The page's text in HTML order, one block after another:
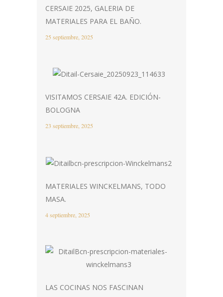
CERSAIE 2025, GALERIA DE
MATERIALES PARA EL BAÑO.
25 septiembre, 2025
VISITAMOS CERSAIE 42A. EDICIÓN-
BOLOGNA
23 septiembre, 2025
MATERIALES WINCKELMANS, TODO
MASA.
4 septiembre, 2025
LAS COCINAS NOS FASCINAN